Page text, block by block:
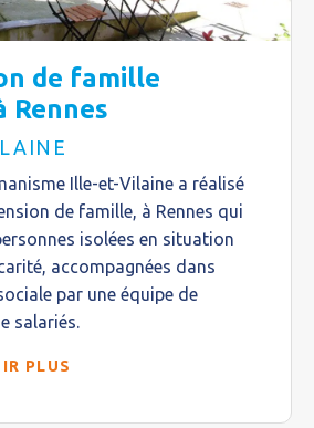
de famille
Rennes
Ille-et-Vilaine a réalisé
de famille, à Rennes qui
isolées en situation
accompagnées dans
par une équipe de
salariés.
PLUS